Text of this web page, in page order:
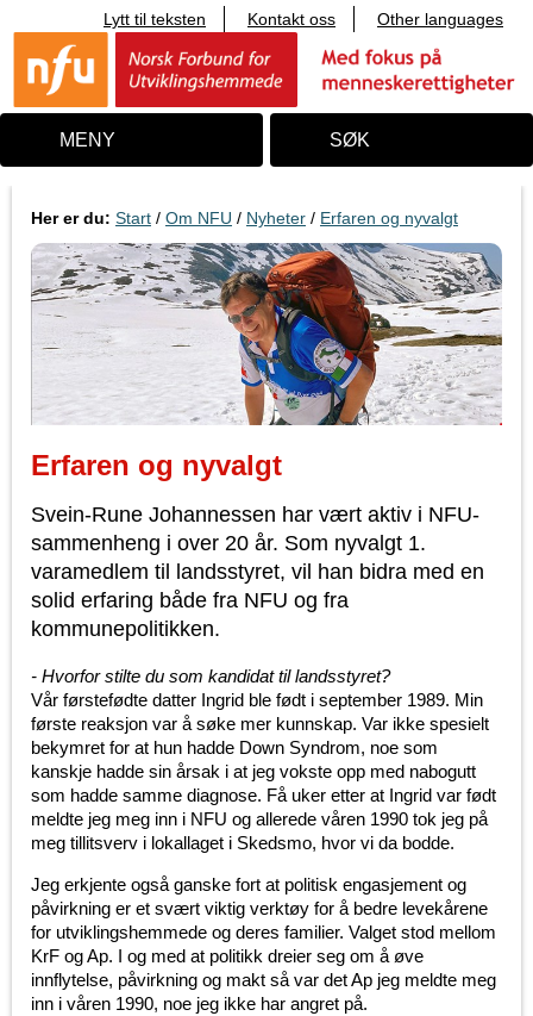
i
n
o
Lytt til teksten Kontakt oss Other languages
MENY SØK
Her er du: Start / Om NFU / Nyheter / Erfaren og nyvalgt
Erfaren og nyvalgt
Svein-Rune Johannessen har vært aktiv i NFU-
sammenheng i over 20 år. Som nyvalgt 1.
varamedlem til landsstyret, vil han bidra med en
solid erfaring både fra NFU og fra
kommunepolitikken.
- Hvorfor stilte du som kandidat til landsstyret?
Vår førstefødte datter Ingrid ble født i september 1989. Min
første reaksjon var å søke mer kunnskap. Var ikke spesielt
bekymret for at hun hadde Down Syndrom, noe som
kanskje hadde sin årsak i at jeg vokste opp med nabogutt
som hadde samme diagnose. Få uker etter at Ingrid var født
meldte jeg meg inn i NFU og allerede våren 1990 tok jeg på
meg tillitsverv i lokallaget i Skedsmo, hvor vi da bodde.
Jeg erkjente også ganske fort at politisk engasjement og
påvirkning er et svært viktig verktøy for å bedre levekårene
for utviklingshemmede og deres familier. Valget stod mellom
KrF og Ap. I og med at politikk dreier seg om å øve
innflytelse, påvirkning og makt så var det Ap jeg meldte meg
inn i våren 1990, noe jeg ikke har angret på.